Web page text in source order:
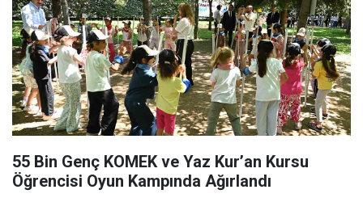
55 Bin Genç KOMEK ve Yaz Kur’an Kursu
Öğrencisi Oyun Kampında Ağırlandı